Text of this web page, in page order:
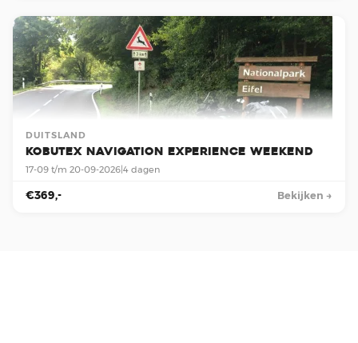
DUITSLAND
Kobutex Navigation Experience Weekend
17-09 t/m 20-09-2026 4 dagen
€369,- Bekijken →